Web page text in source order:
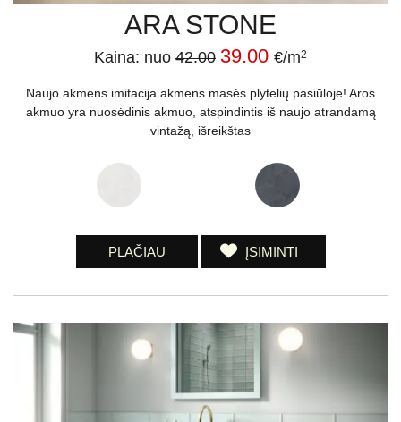
ARA STONE
Kaina: nuo 42.00 39.00 €/m2
Naujo akmens imitacija akmens masės plytelių pasiūloje! Aros
akmuo yra nuosėdinis akmuo, atspindintis iš naujo atrandamą
vintažą, išreikštas
PLAČIAU ĮSIMINTI